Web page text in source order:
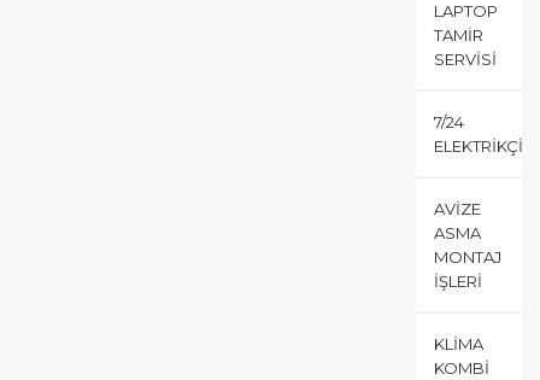
LAPTOP
TAMIR
SERVISI
7/24
ELEKTRIKÇI
AVIZE
ASMA
MONTAJ
İŞLERI
KLIMA
KOMBI